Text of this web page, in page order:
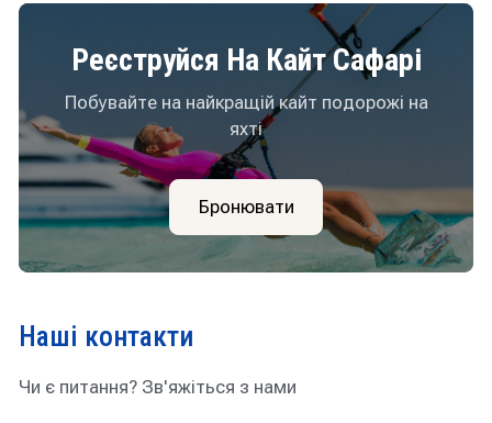
Реєструйся На Кайт Сафарі
Побувайте на найкращій кайт подорожі на
яхті
Бронювати
Наші контакти
Чи є питання? Зв'яжіться з нами